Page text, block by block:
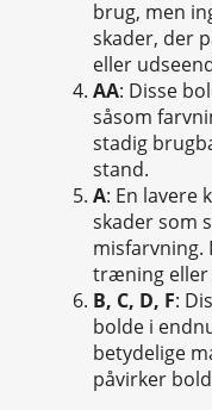
brug, men
skader, der
eller
AA: Disse
såsom
stadig
stand.
A: En lavere
skader som
misfarvning.
træning eller
B, C, D, F:
bolde i
betydelige
påvirker